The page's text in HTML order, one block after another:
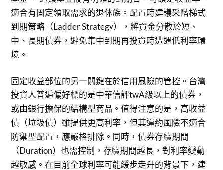
適合有固定領取需求的退休族。配置時建議采階梯式
到期策略（Ladder Strategy），將資金分散於短、
中、長期債券，避免集中到期再投資時遭遇低利率環
境。
固定收益部位的另一關鍵在於信用風險的管控。台灣
投資人普遍偏好標的是中華信評twA級以上的債券，
或由銀行擔保的結構型商品。值得注意的是，高收益
債（垃圾債）雖提供更高利率，但其違約風險不適合
防禦型配置，應嚴格排除。同時，債券存續期間
（Duration）也需控制，存續期間越長，對利率變動
越敏感。在目前全球利率可能緩步走升的背景下，建